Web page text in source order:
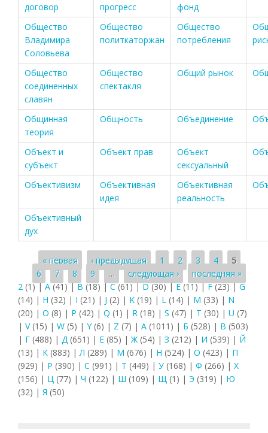
договор
прогресс
фонд
Общество
Владимира
Соловьева
Общество
политкаторжан
Общество
потребления
Общество
соединенных
славян
Общество
спектакля
Общий рынок
Общинная
теория
Общность Объединение
Объект и
субъект
Объект прав
Объект
сексуальный
Объективизм
Объективная
идея
Объективная
реальность
Объективный
дух
Страницы
« первая ‹ предыдущая 1 2 3 4
5
6
7 8 9 … следующая ›
последняя »
2 (1)|A(41)|B (18) |C(61)|D(30)|E(11)|F(23)|G
(14) | H (32) | I (21) | J (2) | K (19) | L (14) | M (33) | N
(20) | O (8) | P (42) | Q (1) | R (18) | S (47) | T (30) | U (7)
| V(15) | W (5) | Y(6) | Z (7) | А (1011) | Б (528) | В (503)
| Г (488) | Д (651) | Е (85) | Ж (54) | З (212) | И (539) | Й
(13) | К (883) | Л (289) | М (676) | Н (524) | О (423) | П
(929) | Р (390) | С (991) | Т (449) | У (168) | Ф (266) | Х
(156) | Ц (77) | Ч (122) | Ш (109) | Щ (1) | Э (319) | Ю
(32) | Я (50)